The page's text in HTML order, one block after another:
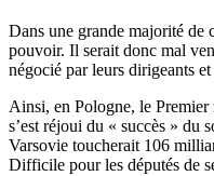
Dans une grande majorité de
pouvoir. Il serait donc mal
négocié par leurs dirigeants
Ainsi, en Pologne, le
s’est réjoui du « succès » du
Varsovie toucherait 106
Difficile pour les députés de